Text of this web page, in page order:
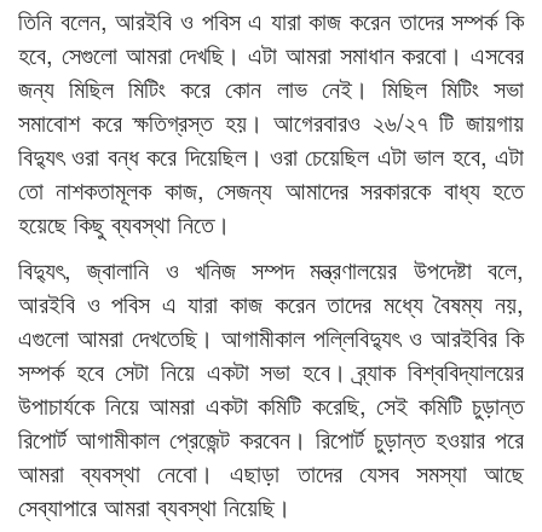
তিনি বলেন, আরইবি ও পবিস এ যারা কাজ করেন তাদের সম্পর্ক কি
হবে, সেগুলো আমরা দেখছি। এটা আমরা সমাধান করবো। এসবের
জন্য মিছিল মিটিং করে কোন লাভ নেই। মিছিল মিটিং সভা
সমাবোশ করে ক্ষতিগ্রস্ত হয়। আগেরবারও ২৬/২৭ টি জায়গায়
বিদ্যুৎ ওরা বন্ধ করে দিয়েছিল। ওরা চেয়েছিল এটা ভাল হবে, এটা
তো নাশকতামূলক কাজ, সেজন্য আমাদের সরকারকে বাধ্য হতে
হয়েছে কিছু ব্যবস্থা নিতে।
বিদ্যুৎ, জ্বালানি ও খনিজ সম্পদ মন্ত্রণালয়ের উপদেষ্টা বলে,
আরইবি ও পবিস এ যারা কাজ করেন তাদের মধ্যে বৈষম্য নয়,
এগুলো আমরা দেখতেছি। আগামীকাল পল্লিবিদ্যুৎ ও আরইবির কি
সম্পর্ক হবে সেটা নিয়ে একটা সভা হবে। ব্র্যাক বিশ্ববিদ্যালয়ের
উপাচার্যকে নিয়ে আমরা একটা কমিটি করেছি, সেই কমিটি চুড়ান্ত
রিপোর্ট আগামীকাল প্রেজেন্ট করবেন। রিপোর্ট চুড়ান্ত হওয়ার পরে
আমরা ব্যবস্থা নেবো। এছাড়া তাদের যেসব সমস্যা আছে
সেব্যাপারে আমরা ব্যবস্থা নিয়েছি।